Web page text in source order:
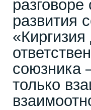
развития
союзника
только